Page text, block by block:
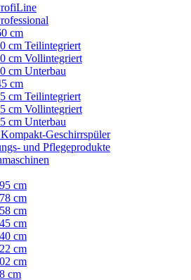
cm
cm Teilintegriert
cm Vollintegriert
cm Unterbau
cm
cm Teilintegriert
cm Vollintegriert
cm Unterbau
Geschirrspüler
und Pflegeprodukte
cm
cm
cm
cm
cm
cm
cm
cm